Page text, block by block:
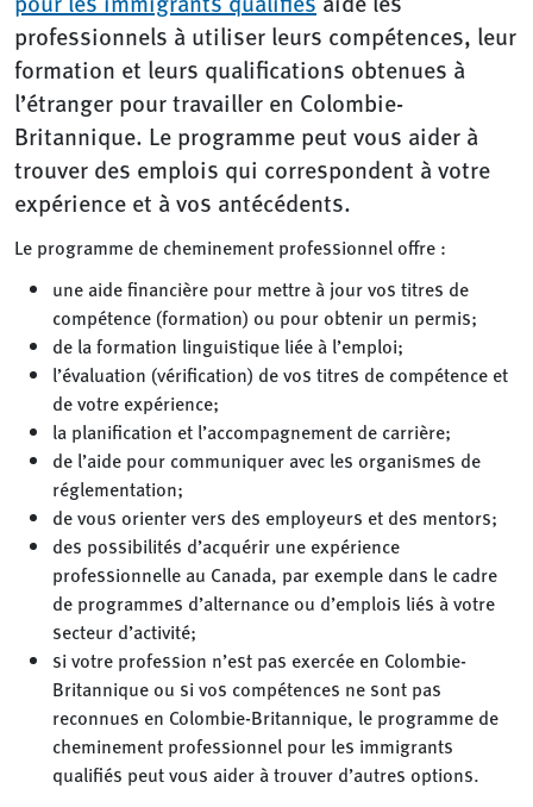
professionnels à utiliser leurs compétences, leur
formation et leurs qualifications obtenues à
l’étranger pour travailler en Colombie-
Britannique. Le programme peut vous aider à
trouver des emplois qui correspondent à votre
expérience et à vos antécédents.
Le programme de cheminement professionnel offre :
une aide financière pour mettre à jour vos titres de
compétence (formation) ou pour obtenir un permis;
de la formation linguistique liée à l’emploi;
l’évaluation (vérification) de vos titres de compétence et
de votre expérience;
la planification et l’accompagnement de carrière;
de l’aide pour communiquer avec les organismes de
réglementation;
de vous orienter vers des employeurs et des mentors;
des possibilités d’acquérir une expérience
professionnelle au Canada, par exemple dans le cadre
de programmes d’alternance ou d’emplois liés à votre
secteur d’activité;
si votre profession n’est pas exercée en Colombie-
Britannique ou si vos compétences ne sont pas
reconnues en Colombie-Britannique, le programme de
cheminement professionnel pour les immigrants
qualifiés peut vous aider à trouver d’autres options.